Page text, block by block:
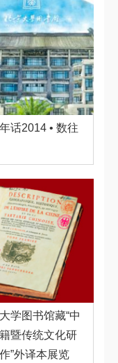
话2014 • 数往
学图书馆藏“中
暨传统文化研
”外译本展览